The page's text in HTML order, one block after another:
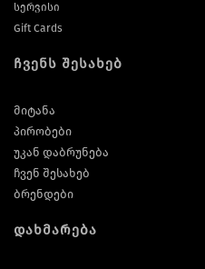
სერვისი
Gift Cards
ჩვენს შესახებ
მიტანა
პირობები
უკან დაბრუნება
ჩვენ შესახებ
ბრენდები
დახმარება